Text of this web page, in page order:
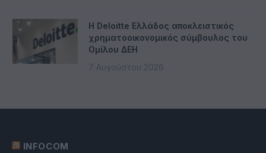
Η Deloitte Ελλάδος αποκλειστικός
χρηματοοικονομικός σύμβουλος του
Ομίλου ΔΕΗ
7 Αυγούστου 2026
INFOCOM